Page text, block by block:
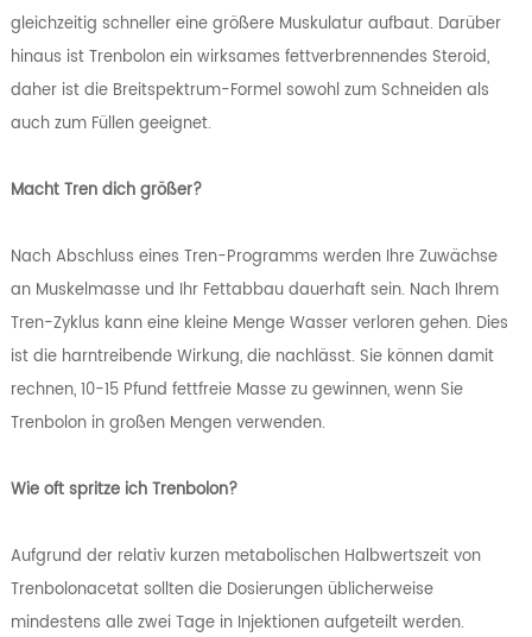
gleichzeitig schneller eine größere Muskulatur aufbaut. Darüber
hinaus ist Trenbolon ein wirksames fettverbrennendes Steroid,
daher ist die Breitspektrum-Formel sowohl zum Schneiden als
auch zum Füllen geeignet.
Macht Tren dich größer?
Nach Abschluss eines Tren-Programms werden Ihre Zuwächse
an Muskelmasse und Ihr Fettabbau dauerhaft sein. Nach Ihrem
Tren-Zyklus kann eine kleine Menge Wasser verloren gehen. Dies
ist die harntreibende Wirkung, die nachlässt. Sie können damit
rechnen, 10-15 Pfund fettfreie Masse zu gewinnen, wenn Sie
Trenbolon in großen Mengen verwenden.
Wie oft spritze ich Trenbolon?
Aufgrund der relativ kurzen metabolischen Halbwertszeit von
Trenbolonacetat sollten die Dosierungen üblicherweise
mindestens alle zwei Tage in Injektionen aufgeteilt werden.